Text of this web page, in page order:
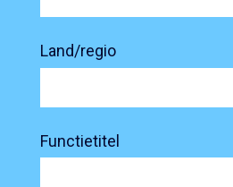
Land/regio
Functietitel